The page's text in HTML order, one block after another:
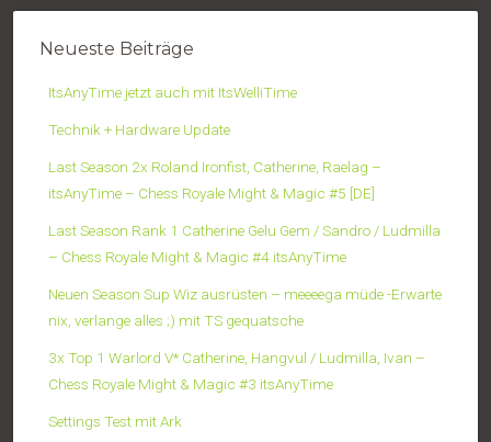
Neueste Beiträge
ItsAnyTime jetzt auch mit ItsWelliTime
Technik + Hardware Update
Last Season 2x Roland Ironfist, Catherine, Raelag –
itsAnyTime – Chess Royale Might & Magic #5 [DE]
Last Season Rank 1 Catherine Gelu Gem / Sandro / Ludmilla
– Chess Royale Might & Magic #4 itsAnyTime
Neuen Season Sup Wiz ausrüsten – meeeega müde -Erwarte
nix, verlange alles ;) mit TS gequatsche
3x Top 1 Warlord V* Catherine, Hangvul / Ludmilla, Ivan –
Chess Royale Might & Magic #3 itsAnyTime
Settings Test mit Ark